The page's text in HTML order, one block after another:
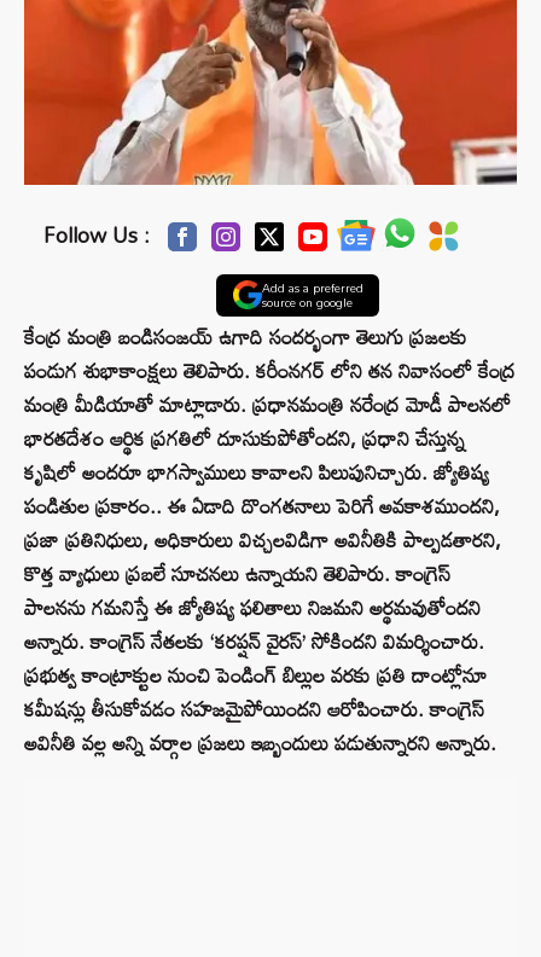
Follow Us :
Add as a preferred
source on google
కేంద్ర మంత్రి బండిసంజయ్ ఉగాది సందర్భంగా తెలుగు ప్రజలకు
పండుగ శుభాకాంక్షలు తెలిపారు. కరీంనగర్ లోని తన నివాసంలో కేంద్ర
మంత్రి మీడియాతో మాట్లాడారు. ప్రధానమంత్రి నరేంద్ర మోడీ పాలనలో
భారతదేశం ఆర్థిక ప్రగతిలో దూసుకుపోతోందని, ప్రధాని చేస్తున్న
కృషిలో అందరూ భాగస్వాములు కావాలని పిలుపునిచ్చారు. జ్యోతిష్య
పండితుల ప్రకారం.. ఈ ఏడాది దొంగతనాలు పెరిగే అవకాశముందని,
ప్రజా ప్రతినిధులు, అధికారులు విచ్చలవిడిగా అవినీతికి పాల్పడతారని,
కొత్త వ్యాధులు ప్రబలే సూచనలు ఉన్నాయని తెలిపారు. కాంగ్రెస్
పాలనను గమనిస్తే ఈ జ్యోతిష్య ఫలితాలు నిజమని అర్థమవుతోందని
అన్నారు. కాంగ్రెస్ నేతలకు ‘కరప్షన్ వైరస్’ సోకిందని విమర్శించారు.
ప్రభుత్వ కాంట్రాక్టుల నుంచి పెండింగ్ బిల్లుల వరకు ప్రతి దాంట్లోనూ
కమీషన్లు తీసుకోవడం సహజమైపోయిందని ఆరోపించారు. కాంగ్రెస్
అవినీతి వల్ల అన్ని వర్గాల ప్రజలు ఇబ్బందులు పడుతున్నారని అన్నారు.